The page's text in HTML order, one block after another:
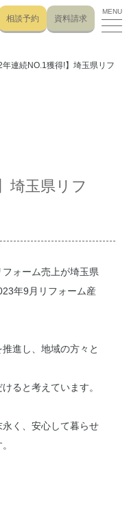
相談予約 資料請求
MENU
年連続NO.1獲得!】埼玉県リフ
埼玉県リフ
ォーム売上が埼玉県
年9月リフォーム産
進し、地域の方々と
ると考えています。
く、安心して暮らせ